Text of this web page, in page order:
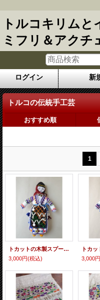
トルコキリム
ミフリ＆アクチ
ログイン 新
トルコの伝統手工芸
おすすめ順
1
トカットの木製スプーンの手作り人形
3,000円(税込)
3,000円